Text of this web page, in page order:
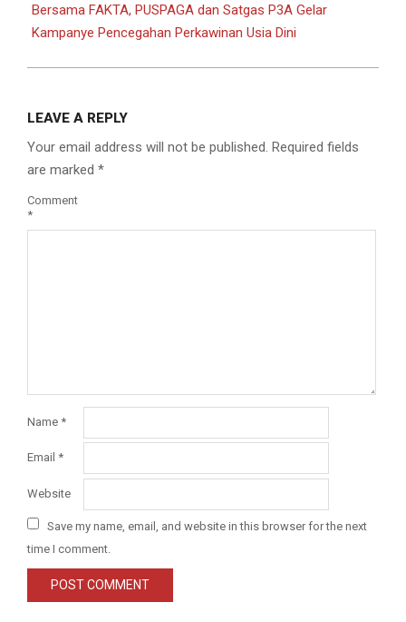
Bersama FAKTA, PUSPAGA dan Satgas P3A Gelar
Kampanye Pencegahan Perkawinan Usia Dini
LEAVE A REPLY
Your email address will not be published. Required fields
are marked *
Comment
*
Name *
Email *
Website
Save my name, email, and website in this browser for the next
time I comment.